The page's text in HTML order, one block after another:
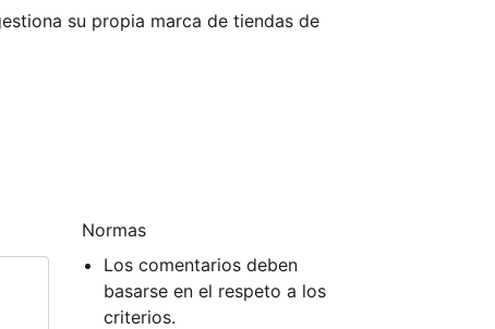
su propia marca de tiendas de
Normas
Los comentarios deben
basarse en el respeto a los
criterios.